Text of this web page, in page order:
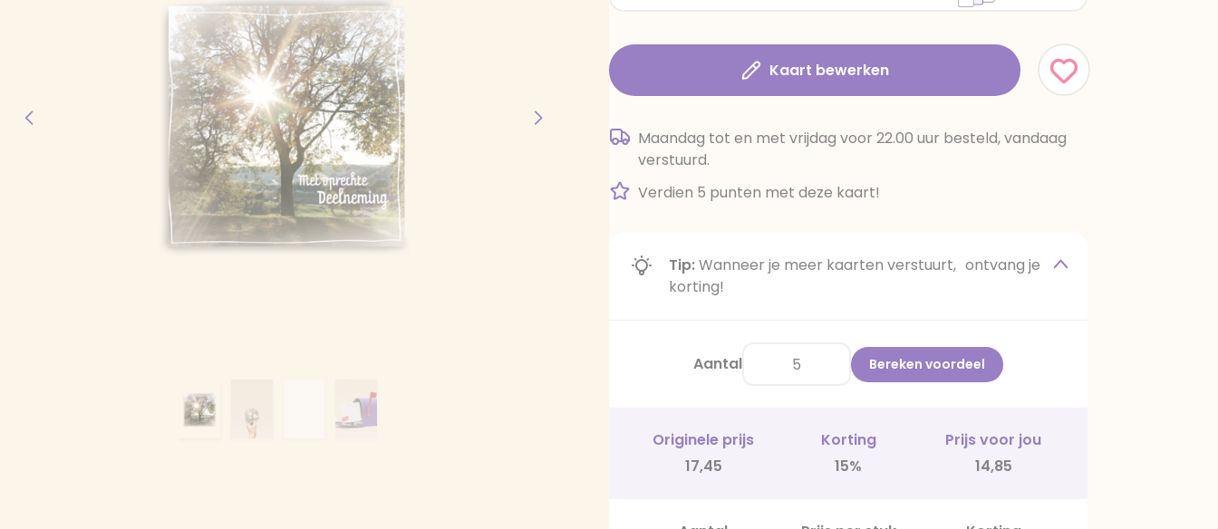
Kaart bewerken
Maandag tot en met vrijdag voor 22.00 uur besteld, vandaag
verstuurd.
Verdien 5 punten met deze kaart!
Tip:Wanneer je meer kaarten verstuurt, ontvang je
korting!
Aantal Bereken voordeel
Originele prijs Korting
Prijs voor jou
17,45
15% 14,85